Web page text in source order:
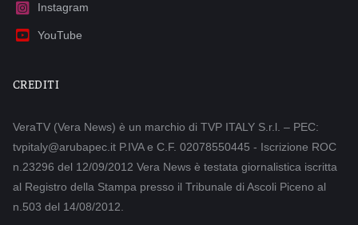
Instagram
YouTube
CREDITI
VeraTV (Vera News) è un marchio di TVP ITALY S.r.l. – PEC:
tvpitaly@arubapec.it P.IVA e C.F. 02078550445 - Iscrizione ROC
n.23296 del 12/09/2012 Vera News è testata giornalistica iscritta
al Registro della Stampa presso il Tribunale di Ascoli Piceno al
n.503 del 14/08/2012.